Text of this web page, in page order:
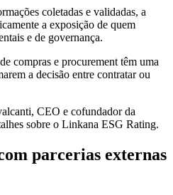
coletadas e validadas, a
a exposição de quem
e de governança.
compras e procurement têm uma
a decisão entre contratar ou
CEO e cofundador da
sobre o Linkana ESG Rating.
parcerias externas